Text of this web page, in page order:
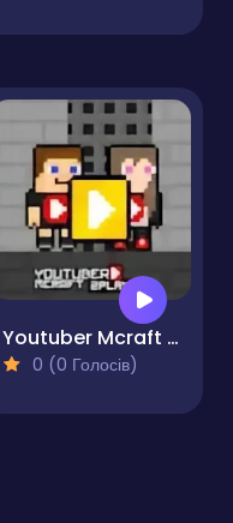
Youtuber Mcraft 2Player
0 (0 Голосів)